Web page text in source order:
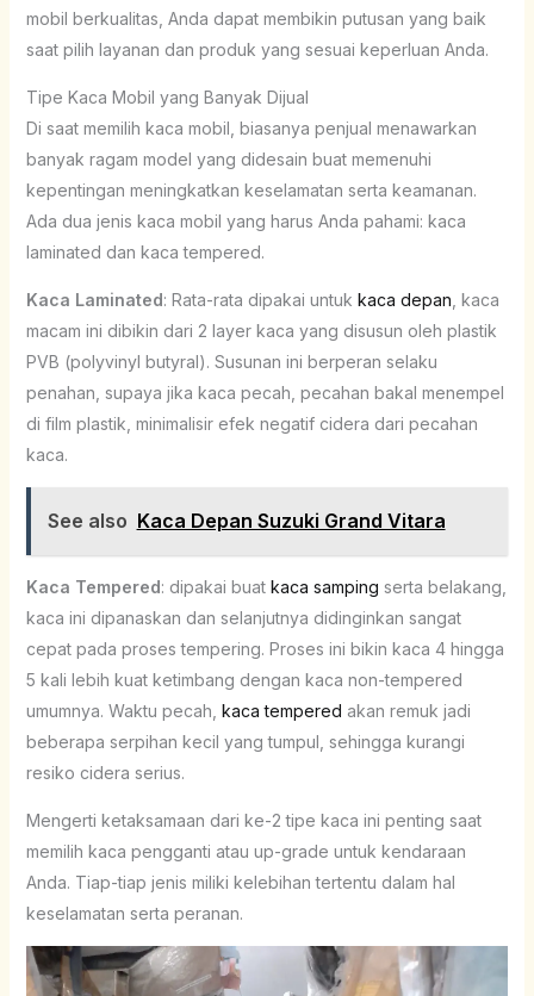
mobil berkualitas, Anda dapat membikin putusan yang baik
saat pilih layanan dan produk yang sesuai keperluan Anda.
Tipe Kaca Mobil yang Banyak Dijual
Di saat memilih kaca mobil, biasanya penjual menawarkan
banyak ragam model yang didesain buat memenuhi
kepentingan meningkatkan keselamatan serta keamanan.
Ada dua jenis kaca mobil yang harus Anda pahami: kaca
laminated dan kaca tempered.
Kaca Laminated: Rata-rata dipakai untuk kaca depan , kaca
macam ini dibikin dari 2 layer kaca yang disusun oleh plastik
PVB (polyvinyl butyral). Susunan ini berperan selaku
penahan, supaya jika kaca pecah, pecahan bakal menempel
di film plastik, minimalisir efek negatif cidera dari pecahan
kaca.
See also Kaca Depan Suzuki Grand Vitara
Kaca Tempered: dipakai buat kaca samping serta belakang,
kaca ini dipanaskan dan selanjutnya didinginkan sangat
cepat pada proses tempering. Proses ini bikin kaca 4 hingga
5 kali lebih kuat ketimbang dengan kaca non-tempered
umumnya. Waktu pecah, kaca tempered akan remuk jadi
beberapa serpihan kecil yang tumpul, sehingga kurangi
resiko cidera serius.
Mengerti ketaksamaan dari ke-2 tipe kaca ini penting saat
memilih kaca pengganti atau up-grade untuk kendaraan
Anda. Tiap-tiap jenis miliki kelebihan tertentu dalam hal
keselamatan serta peranan.